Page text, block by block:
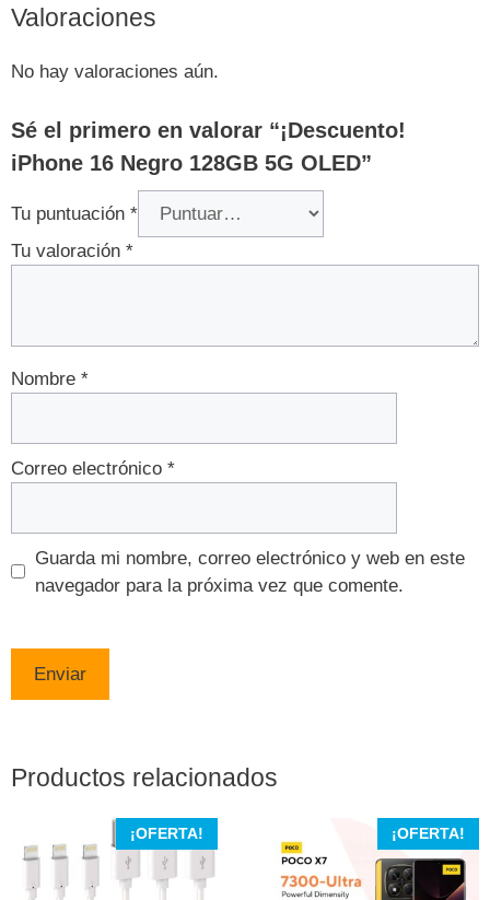
Valoraciones
No hay valoraciones aún.
Sé el primero en valorar “¡Descuento!
iPhone 16 Negro 128GB 5G OLED”
Tu puntuación *
Tu valoración *
Nombre *
Correo electrónico *
Guarda mi nombre, correo electrónico y web en este
navegador para la próxima vez que comente.
Productos relacionados
¡OFERTA! ¡OFERTA!